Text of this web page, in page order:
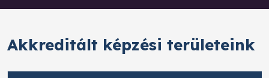
Akkreditált képzési területeink